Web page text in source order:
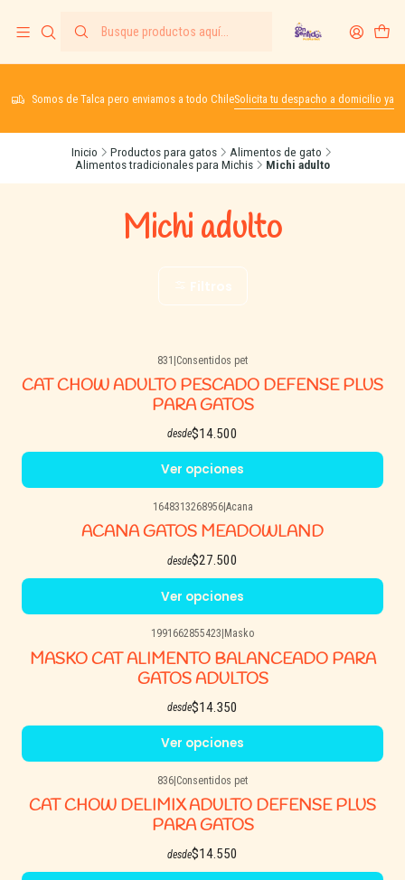
Somos de Talca pero enviamos a todo ChileSolicita tu despacho a domicilio ya
Inicio Productos para gatos
Alimentos de gato
Alimentos tradicionales para Michis
Michi adulto
Michi adulto
Filtros
831 |Consentidos pet
CAT CHOW ADULTO PESCADO DEFENSE PLUS
PARA GATOS
desde$14.500
Ver opciones
1648313268956| Acana
ACANA GATOS MEADOWLAND
desde$27.500
Ver opciones
1991662855423 Masko
MASKO CAT ALIMENTO BALANCEADO PARA
GATOS ADULTOS
desde$14.350
Ver opciones
836|Consentidos pet
CAT CHOW DELIMIX ADULTO DEFENSE PLUS
PARA GATOS
desde$14.550